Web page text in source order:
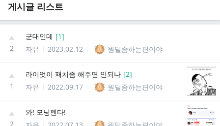
게시글 리스트
2
군대인데 [1]
자유
2023.02.12 원딜좀하는편이야
1
라이엇이 패치좀 해주면 안되나 [2]
자유
2022.09.17 원딜좀하는편이야
2
와! 모닝펜타!